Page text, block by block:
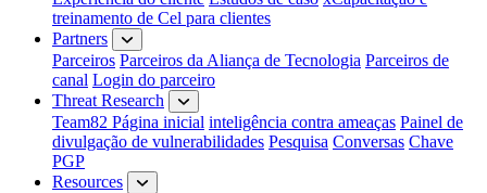
treinamento de Cel para clientes
Partners
Parceiros Parceiros da Aliança de Tecnologia Parceiros de
canal Login do parceiro
Threat Research
Team82 Página inicial inteligência contra ameaças Painel de
divulgação de vulnerabilidades Pesquisa Conversas Chave
PGP
Resources